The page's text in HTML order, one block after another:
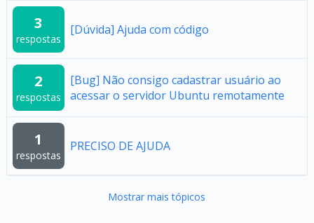
3
respostas
[Dúvida] Ajuda com código
2
respostas
[Bug] Não consigo cadastrar usuário ao
acessar o servidor Ubuntu remotamente
1
respostas
PRECISO DE AJUDA
Mostrar mais tópicos